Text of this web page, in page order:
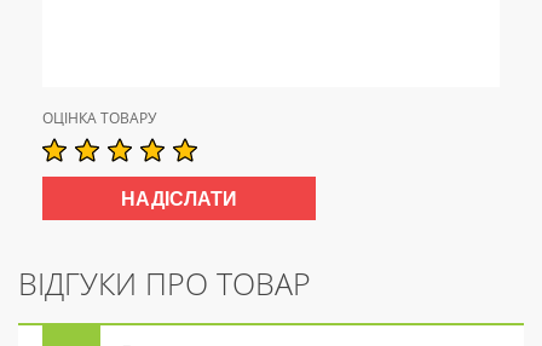
ОЦІНКА ТОВАРУ
ВІДГУКИ ПРО ТОВАР